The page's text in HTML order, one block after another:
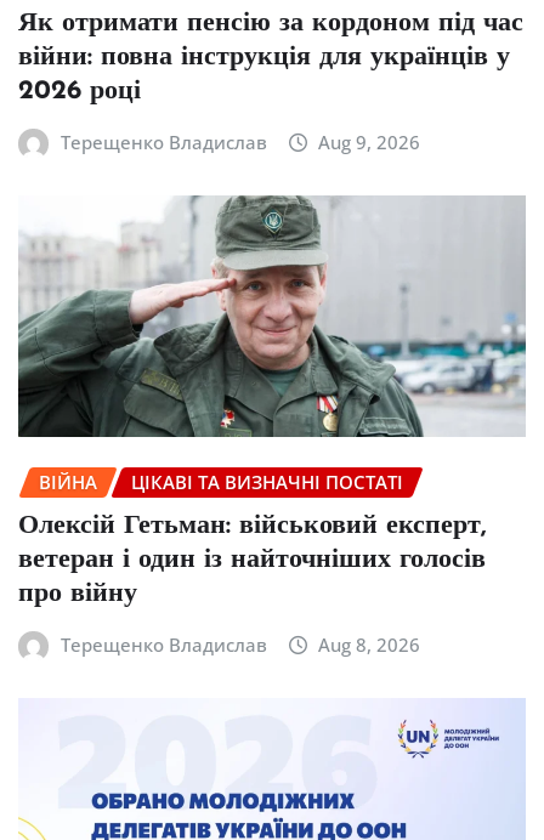
Як отримати пенсію за кордоном під час
війни: повна інструкція для українців у
2026 році
Терещенко Владислав Aug 9, 2026
ВІЙНА ЦІКАВІ ТА ВИЗНАЧНІ ПОСТАТІ
Олексій Гетьман: військовий експерт,
ветеран і один із найточніших голосів
про війну
Терещенко Владислав Aug 8, 2026